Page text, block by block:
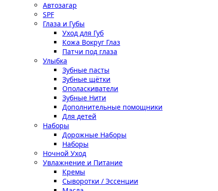
Автозагар
SPF
Глаза и Губы
Уход для Губ
Кожа Вокруг Глаз
Патчи под глаза
Улыбка
Зубные пасты
Зубные щётки
Ополаскиватели
Зубные Нити
Дополнительные помощники
Для детей
Наборы
Дорожные Наборы
Наборы
Ночной Уход
Увлажнение и Питание
Кремы
Сыворотки / Эссенции